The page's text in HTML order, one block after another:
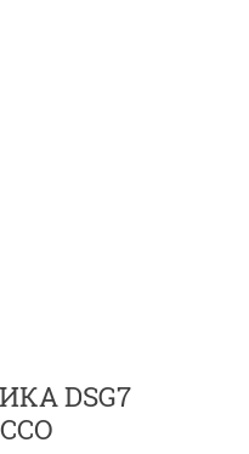
DSG7